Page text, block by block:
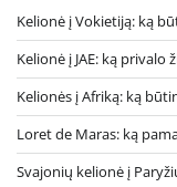
Kelionė į Vokietiją: ką
Kelionė į JAE: ką
Kelionės į Afriką: ką
Loret de Maras: ką
Svajonių kelionė į